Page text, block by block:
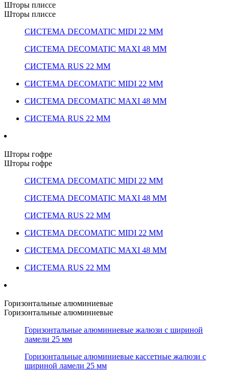
Шторы плиссе
Шторы плиссе
СИСТЕМА DECOMATIC MIDI 22 ММ
СИСТЕМА DECOMATIC MAXI 48 ММ
СИСТЕМА RUS 22 ММ
СИСТЕМА DECOMATIC MIDI 22 ММ
СИСТЕМА DECOMATIC MAXI 48 ММ
СИСТЕМА RUS 22 ММ
Шторы гофре
Шторы гофре
СИСТЕМА DECOMATIC MIDI 22 ММ
СИСТЕМА DECOMATIC MAXI 48 ММ
СИСТЕМА RUS 22 ММ
СИСТЕМА DECOMATIC MIDI 22 ММ
СИСТЕМА DECOMATIC MAXI 48 ММ
СИСТЕМА RUS 22 ММ
Горизонтальные алюминиевые
Горизонтальные алюминиевые
Горизонтальные алюминиевые жалюзи с шириной
ламели 25 мм
Горизонтальные алюминиевые кассетные жалюзи с
шириной ламели 25 мм